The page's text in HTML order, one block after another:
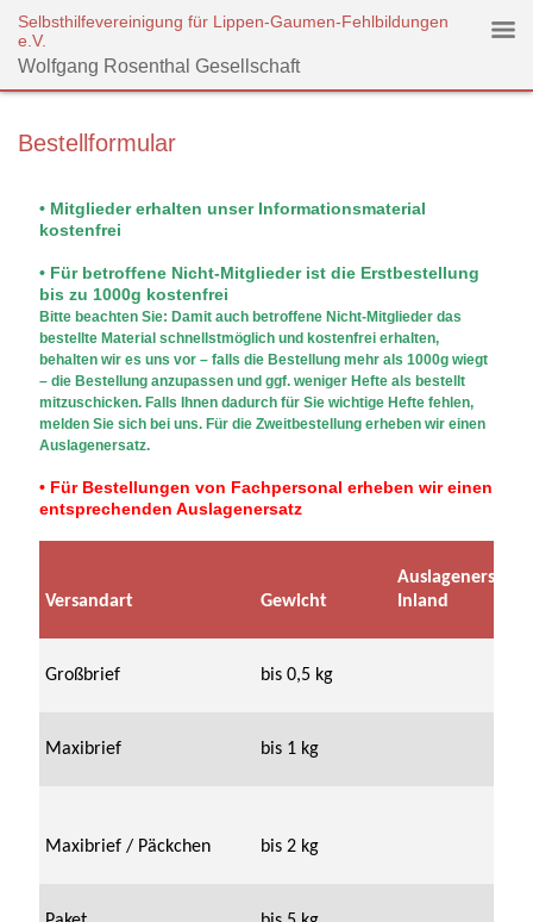
Selbsthilfevereinigung für Lippen-Gaumen-Fehlbildungen
e.V.
Wolfgang Rosenthal Gesellschaft
Bestellformular
• Mitglieder erhalten unser Informationsmaterial
kostenfrei
• Für betroffene Nicht-Mitglieder ist die Erstbestellung
bis zu 1000g kostenfrei
Bitte beachten Sie: Damit auch betroffene Nicht-Mitglieder das
bestellte Material schnellstmöglich und kostenfrei erhalten,
behalten wir es uns vor – falls die Bestellung mehr als 1000g wiegt
– die Bestellung anzupassen und ggf. weniger Hefte als bestellt
mitzuschicken. Falls Ihnen dadurch für Sie wichtige Hefte fehlen,
melden Sie sich bei uns. Für die Zweitbestellung erheben wir einen
Auslagenersatz.
• Für Bestellungen von Fachpersonal erheben wir einen
entsprechenden Auslagenersatz
Versandart Gewicht
Auslagenersatz
Inland
Großbrief bis 0,5 kg
Maxibrief bis 1 kg
Maxibrief / Päckchen bis 2 kg